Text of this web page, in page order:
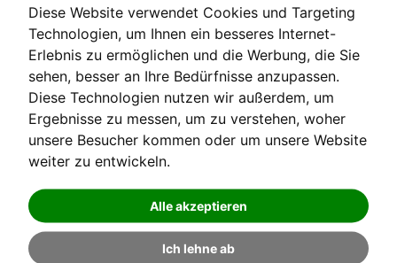
Diese Website verwendet Cookies und Targeting
Technologien, um Ihnen ein besseres Internet-
Erlebnis zu ermöglichen und die Werbung, die Sie
sehen, besser an Ihre Bedürfnisse anzupassen.
Diese Technologien nutzen wir außerdem, um
Ergebnisse zu messen, um zu verstehen, woher
unsere Besucher kommen oder um unsere Website
weiter zu entwickeln.
Alle akzeptieren
Ich lehne ab
[sofort verfügbar]
Verkaufspreis:
5,00 €
EINE FRAGE ZUM PRODUKT STELLEN